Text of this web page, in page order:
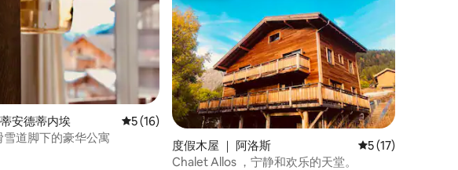
），共 18 条评价
安德蒂内埃 平均评分 5 分（满分 5 分），共 16 条评价
5 (16)
雪道脚下的豪华公寓
度假木屋 ｜ 阿洛斯 平均评分 5 分（满
5 (17)
Chalet Allos ，宁静和欢乐的天堂。